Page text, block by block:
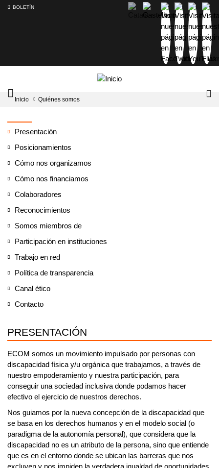
BOLETÍN
Intercambiador
del
principal
Inicio Quiénes somos
Presentación
Posicionamientos
Cómo nos organizamos
Cómo nos financiamos
Colaboradores
Reconocimientos
Somos miembros de
Participación en instituciones
Trabajo en red
Política de transparencia
Canal ético
Contacto
PRESENTACIÓN
ECOM somos un movimiento impulsado por personas con
discapacidad física y/u orgánica que trabajamos, a través de
nuestro empoderamiento y nuestra participación, para
conseguir una sociedad inclusiva donde podamos hacer
efectivo el ejercicio de nuestros derechos.
Nos guiamos por la nueva concepción de la discapacidad que
se basa en los derechos humanos y en el modelo social (o
paradigma de la autonomía personal), que considera que la
discapacidad no es un atributo de la persona, sino que entiende
que es en el entorno donde se ubican las barreras que nos
excluyen y nos impiden la verdadera igualdad de oportunidades